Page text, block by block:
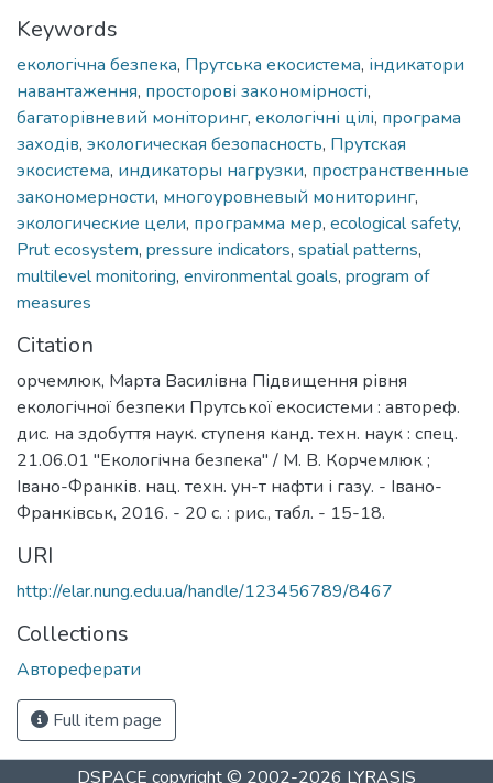
Keywords
екологічна безпека, Прутська екосистема, індикатори
навантаження, просторові закономірності,
багаторівневий моніторинг, екологічні цілі, програма
заходів, экологическая безопасность, Прутcкая
экосистема, индикаторы нагрузки, пространственные
закономерности, многоуровневый мониторинг,
экологические цели, программа мер, ecological safety,
Prut ecosystem, pressure indicators, spatial patterns,
multilevel monitoring, environmental goals, program of
measures
Citation
орчемлюк, Марта Василівна Підвищення рівня
екологічної безпеки Прутської екосистеми : автореф.
дис. на здобуття наук. ступеня канд. техн. наук : спец.
21.06.01 "Екологічна безпека" / М. В. Корчемлюк ;
Івано-Франків. нац. техн. ун-т нафти і газу. - Івано-
Франківськ, 2016. - 20 с. : рис., табл. - 15-18.
URI
http://elar.nung.edu.ua/handle/123456789/8467
Collections
Автореферати
Full item page
DSPACE copyright © 2002-2026 LYRASIS